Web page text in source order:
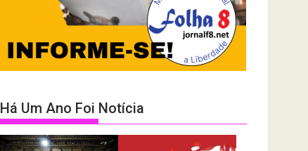
Há Um Ano Foi Notícia